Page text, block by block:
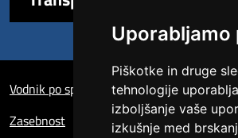
Uporabljamo
Piškotke in druge
tehnologije
izboljšanje vaše
izkušnje med
Vodnik po spletni strani
Zasebnost